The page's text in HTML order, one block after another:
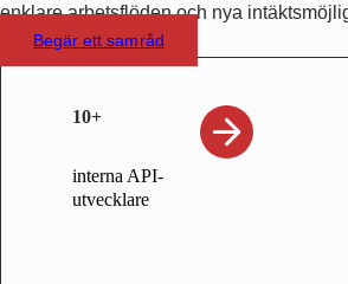
enklare arbetsflöden och nya
Begär ett samråd
10+
interna API-
utvecklare